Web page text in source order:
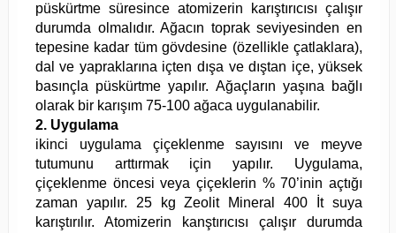
püskürtme süresince atomizerin karıştırıcısı çalışır
durumda olmalıdır. Ağacın toprak seviyesinden en
tepesine kadar tüm gövdesine (özellikle çatlaklara),
dal ve yapraklarına içten dışa ve dıştan içe, yüksek
basınçla püskürtme yapılır. Ağaçların yaşına bağlı
olarak bir karışım 75-100 ağaca uygulanabilir.
2. Uygulama
ikinci uygulama çiçeklenme sayısını ve meyve
tutumunu arttırmak için yapılır. Uygulama,
çiçeklenme öncesi veya çiçeklerin % 70’inin açtığı
zaman yapılır. 25 kg Zeolit Mineral 400 İt suya
karıştırılır. Atomizerin kanştırıcısı çalışır durumda